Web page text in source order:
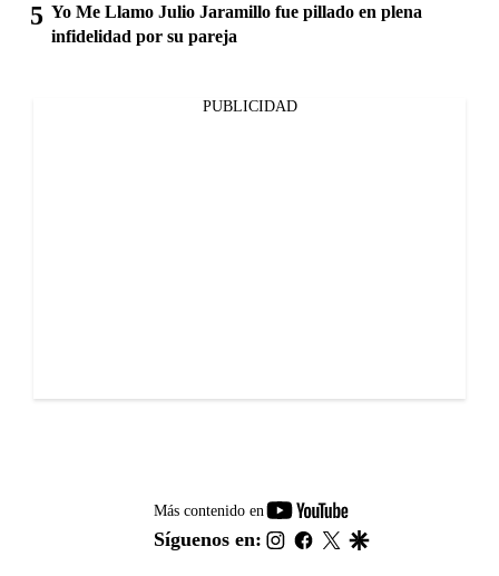
Yo Me Llamo Julio Jaramillo fue pillado en plena
infidelidad por su pareja
PUBLICIDAD
Más contenido en
youtube-
footer
Síguenos en: instagram
facebook
twitter